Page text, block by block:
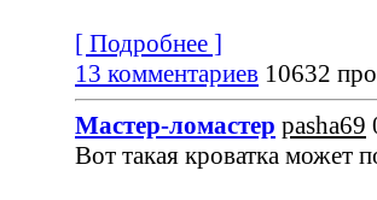
[ Подробнее ]
13 комментариев 10632
Мастер-ломастер pasha69
Вот такая кроватка может